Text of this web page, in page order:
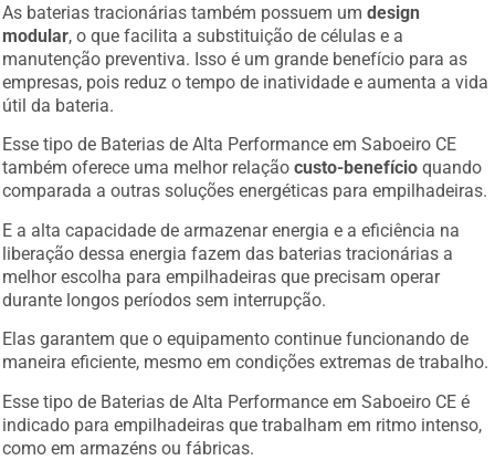
As baterias tracionárias também possuem umdesign
modular, o que facilita a substituição de células e a
manutenção preventiva. Isso é um grande benefício para as
empresas, pois reduz o tempo de inatividade e aumenta a vida
útil da bateria.
Esse tipo de Baterias de Alta Performance em Saboeiro CE
também oferece uma melhor relaçãocusto-benefício quando
comparada a outras soluções energéticas para empilhadeiras.
E a alta capacidade de armazenar energia e a eficiência na
liberação dessa energia fazem das baterias tracionárias a
melhor escolha para empilhadeiras que precisam operar
durante longos períodos sem interrupção.
Elas garantem que o equipamento continue funcionando de
maneira eficiente, mesmo em condições extremas de trabalho.
Esse tipo de Baterias de Alta Performance em Saboeiro CE é
indicado para empilhadeiras que trabalham em ritmo intenso,
como em armazéns ou fábricas.